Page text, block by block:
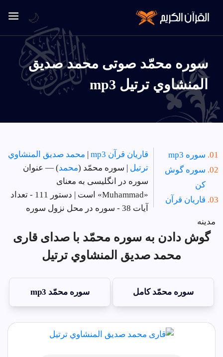
سوره محمّد صوتی محمد صديق
المنشاوي ترتيل mp3
سوره mp3
سوره گوش
کن
قاریان قرآن
قاریان قرآن mp3 | محمد صديق المنشاوي
ترتيل | سوره محمّد (محمد) — عنوان
سوره در انگلیسی به معنای
«Muhammad» است | دستور 111 - تعداد
آیات 38 - سوره در
محل نزول سوره
مدینه
گوش دادن به سوره محمّد با صدای قاری
محمد صديق المنشاوي ترتيل
سوره محمّد کامل سوره محمّد mp3
🌙